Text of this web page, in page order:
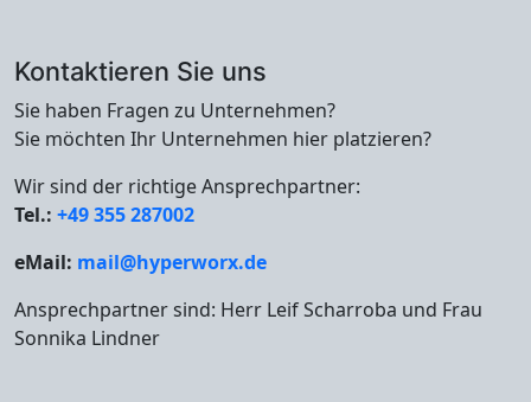
Kontaktieren Sie uns
Sie haben Fragen zu Unternehmen?
Sie möchten Ihr Unternehmen hier platzieren?
Wir sind der richtige Ansprechpartner:
Tel.: +49 355 287002
eMail: mail@hyperworx.de
Ansprechpartner sind: Herr Leif Scharroba und Frau
Sonnika Lindner